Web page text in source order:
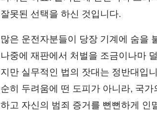
잘못된 선택을 하신 것입니다.
많은 운전자분들이 당장 기계에 숨을
나중에 재판에서 처벌을 조금이나마
지만 실무적인 법의 잣대는 정반대입
순히 두려움에 떤 도피가 아니라, 국
하고 자신의 범죄 증거를 뻔뻔하게 인